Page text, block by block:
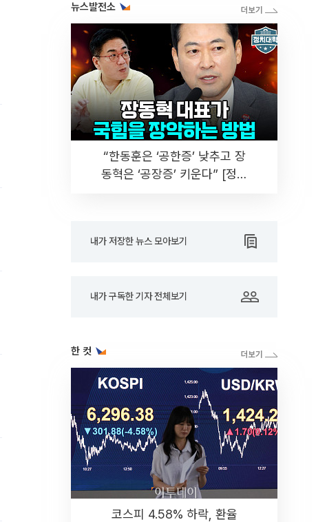
뉴스발전소
“한동훈은 ‘공한증’ 낮추고 장
동혁은 ‘공장증’ 키운다” [정치
내가 저장한 뉴스 모아보기
내가 구독한 기자 전체보기
한 컷
코스피 4.58% 하락, 환율